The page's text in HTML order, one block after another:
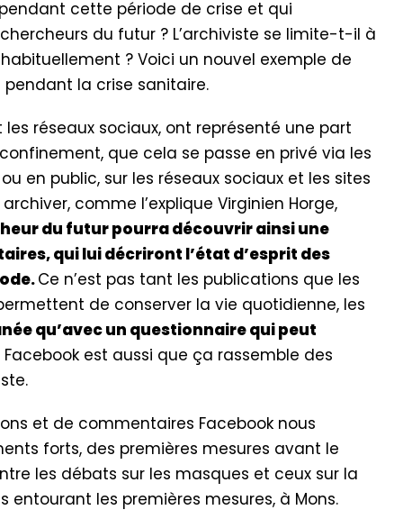
cette période de crise et qui
du futur ? L’archiviste se limite-t-il à
? Voici un nouvel exemple de
la crise sanitaire.
réseaux sociaux, ont représenté une part
que cela se passe en privé via les
en public, sur les réseaux sociaux et les sites
comme l’explique Virginien Horge,
du futur pourra découvrir ainsi une
qui lui décriront l’état d’esprit des
Ce n’est pas tant les publications que les
de conserver la vie quotidienne, les
qu’avec un questionnaire qui peut
Facebook est aussi que ça rassemble des
et de commentaires Facebook nous
forts, des premières mesures avant le
les débats sur les masques et ceux sur la
entourant les premières mesures, à Mons.